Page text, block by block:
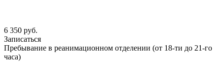
6 350 руб.
Записаться
Пребывание в реанимационном отделении (от 18-ти до 21-го
часа)